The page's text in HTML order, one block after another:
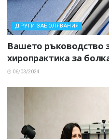
ДРУГИ ЗАБОЛЯВАНИЯ
Вашето ръководство
хиропрактика за
06/03/2024